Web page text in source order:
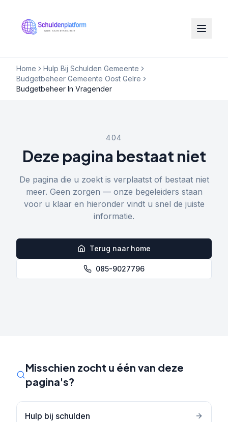
Home
Hulp Bij Schulden Gemeente
Budgetbeheer Gemeente Oost Gelre
Budgetbeheer In Vragender
404
Deze pagina bestaat niet
De pagina die u zoekt is verplaatst of bestaat niet
meer. Geen zorgen — onze begeleiders staan
voor u klaar en hieronder vindt u snel de juiste
informatie.
Terug naar home
085-9027796
Misschien zocht u één van deze
pagina's?
Hulp bij schulden